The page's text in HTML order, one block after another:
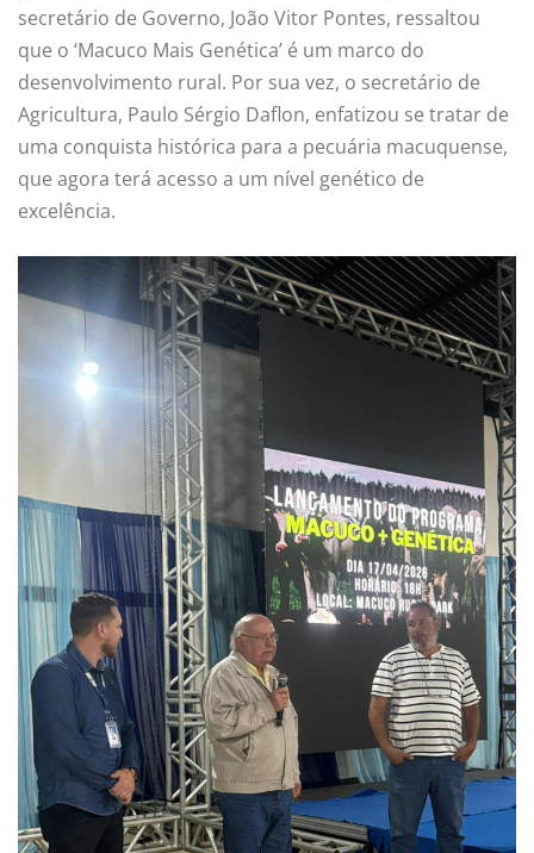
secretário de Governo, João Vitor Pontes, ressaltou
que o ‘Macuco Mais Genética’ é um marco do
desenvolvimento rural. Por sua vez, o secretário de
Agricultura, Paulo Sérgio Daflon, enfatizou se tratar de
uma conquista histórica para a pecuária macuquense,
que agora terá acesso a um nível genético de
excelência.